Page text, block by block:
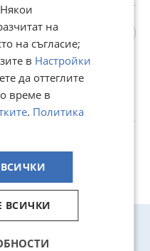
товарач
лв
30 ноември 2024г.
на
на съгласие;
в Настройки
да оттеглите
време в
. Политика
ВСИЧКИ